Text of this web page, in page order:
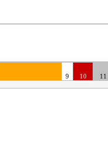
9 10 11